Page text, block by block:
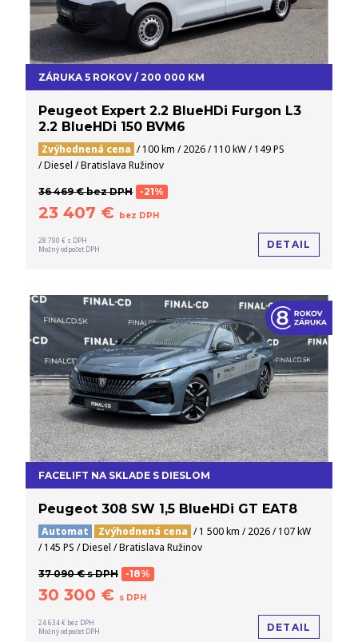
ZÁRUKA 5 ROKOV / 200 000 KM
Peugeot Expert 2.2 BlueHDi Furgon L3
2.2 BlueHDi 150 BVM6
Zvýhodnená cena / 100 km / 2026 / 110 kW / 149 PS
/ Diesel / Bratislava Ružinov
36 469 € bez DPH -21%
23 407 € bez DPH
28 790 € s DPH
Možný odpočet DPH
DETAIL
FACELIFT NA SKLADE S DIESLOM
Peugeot 308 SW 1,5 BlueHDi GT EAT8
Automat Zvýhodnená cena / 1 500 km / 2026 / 107 kW
/ 145 PS / Diesel / Bratislava Ružinov
37 090 € s DPH -18%
30 300 € s DPH
24 634 € bez DPH
Možný odpočet DPH
DETAIL